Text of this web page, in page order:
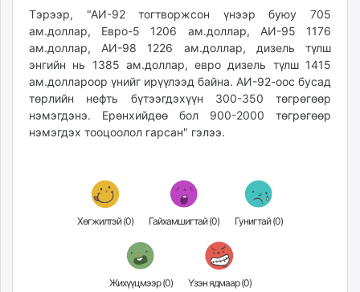
Тэрээр, "АИ-92 тогтворжсон үнээр буюу 705
ам.доллар, Евро-5 1206 ам.доллар, АИ-95 1176
ам.доллар, АИ-98 1226 ам.доллар, дизель түлш
энгийн нь 1385 ам.доллар, евро дизель түлш 1415
ам.доллароор үнийг ирүүлээд байна. АИ-92-оос бусад
төрлийн нефть бүтээгдэхүүн 300-350 төгрөгөөр
нэмэгдэнэ. Ерөнхийдөө бол 900-2000 төгрөгөөр
нэмэгдэх тооцоолол гарсан" гэлээ.
Хөгжилтэй (0) Гайхамшигтай (0) Гунигтай (0)
Жихүүцмээр (0) Үзэн ядмаар (0)